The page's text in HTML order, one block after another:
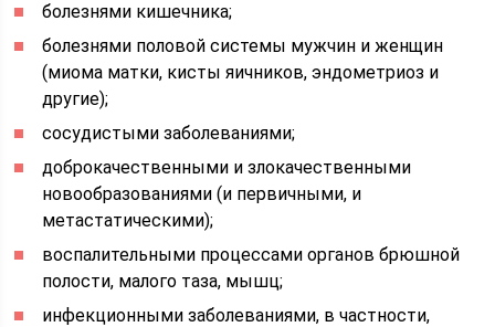
болезнями кишечника;
болезнями половой системы мужчин и женщин
(миома матки, кисты яичников, эндометриоз и
другие);
сосудистыми заболеваниями;
доброкачественными и злокачественными
новообразованиями (и первичными, и
метастатическими);
воспалительными процессами органов брюшной
полости, малого таза, мышц;
инфекционными заболеваниями, в частности,